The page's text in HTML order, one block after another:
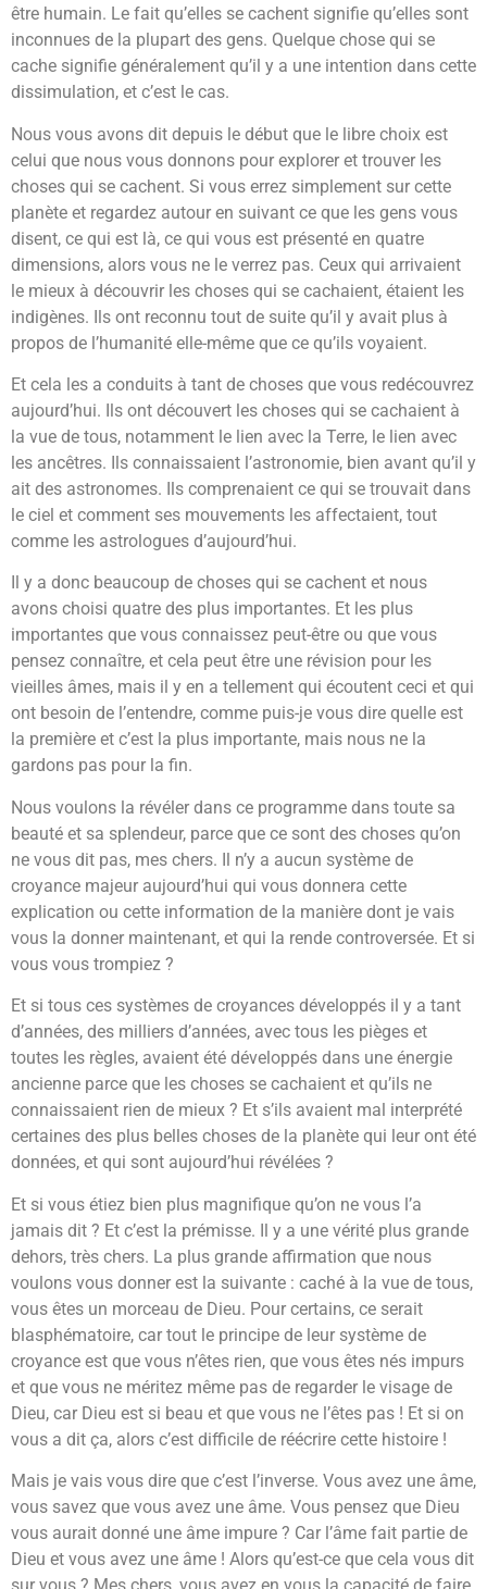
être humain. Le fait qu’elles se cachent signifie qu’elles sont
inconnues de la plupart des gens. Quelque chose qui se
cache signifie généralement qu’il y a une intention dans cette
dissimulation, et c’est le cas.
Nous vous avons dit depuis le début que le libre choix est
celui que nous vous donnons pour explorer et trouver les
choses qui se cachent. Si vous errez simplement sur cette
planète et regardez autour en suivant ce que les gens vous
disent, ce qui est là, ce qui vous est présenté en quatre
dimensions, alors vous ne le verrez pas. Ceux qui arrivaient
le mieux à découvrir les choses qui se cachaient, étaient les
indigènes. Ils ont reconnu tout de suite qu’il y avait plus à
propos de l’humanité elle-même que ce qu’ils voyaient.
Et cela les a conduits à tant de choses que vous redécouvrez
aujourd’hui. Ils ont découvert les choses qui se cachaient à
la vue de tous, notamment le lien avec la Terre, le lien avec
les ancêtres. Ils connaissaient l’astronomie, bien avant qu’il y
ait des astronomes. Ils comprenaient ce qui se trouvait dans
le ciel et comment ses mouvements les affectaient, tout
comme les astrologues d’aujourd’hui.
Il y a donc beaucoup de choses qui se cachent et nous
avons choisi quatre des plus importantes. Et les plus
importantes que vous connaissez peut-être ou que vous
pensez connaître, et cela peut être une révision pour les
vieilles âmes, mais il y en a tellement qui écoutent ceci et qui
ont besoin de l’entendre, comme puis-je vous dire quelle est
la première et c’est la plus importante, mais nous ne la
gardons pas pour la fin.
Nous voulons la révéler dans ce programme dans toute sa
beauté et sa splendeur, parce que ce sont des choses qu’on
ne vous dit pas, mes chers. Il n’y a aucun système de
croyance majeur aujourd’hui qui vous donnera cette
explication ou cette information de la manière dont je vais
vous la donner maintenant, et qui la rende controversée. Et si
vous vous trompiez ?
Et si tous ces systèmes de croyances développés il y a tant
d’années, des milliers d’années, avec tous les pièges et
toutes les règles, avaient été développés dans une énergie
ancienne parce que les choses se cachaient et qu’ils ne
connaissaient rien de mieux ? Et s’ils avaient mal interprété
certaines des plus belles choses de la planète qui leur ont été
données, et qui sont aujourd’hui révélées ?
Et si vous étiez bien plus magnifique qu’on ne vous l’a
jamais dit ? Et c’est la prémisse. Il y a une vérité plus grande
dehors, très chers. La plus grande affirmation que nous
voulons vous donner est la suivante : caché à la vue de tous,
vous êtes un morceau de Dieu. Pour certains, ce serait
blasphématoire, car tout le principe de leur système de
croyance est que vous n’êtes rien, que vous êtes nés impurs
et que vous ne méritez même pas de regarder le visage de
Dieu, car Dieu est si beau et que vous ne l’êtes pas ! Et si on
vous a dit ça, alors c’est difficile de réécrire cette histoire !
Mais je vais vous dire que c’est l’inverse. Vous avez une âme,
vous savez que vous avez une âme. Vous pensez que Dieu
vous aurait donné une âme impure ? Car l’âme fait partie de
Dieu et vous avez une âme ! Alors qu’est-ce que cela vous dit